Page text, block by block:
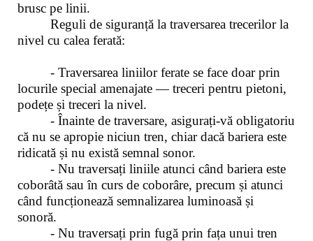
brusc pe linii.
Reguli de siguranță la traversarea trecerilor la
nivel cu calea ferată:
- Traversarea liniilor ferate se face doar prin
locurile special amenajate — treceri pentru pietoni,
podețe și treceri la nivel.
- Înainte de traversare, asigurați-vă obligatoriu
că nu se apropie niciun tren, chiar dacă bariera este
ridicată și nu există semnal sonor.
- Nu traversați liniile atunci când bariera este
coborâtă sau în curs de coborâre, precum și atunci
când funcționează semnalizarea luminoasă și
sonoră.
- Nu traversați prin fugă prin fața unui tren